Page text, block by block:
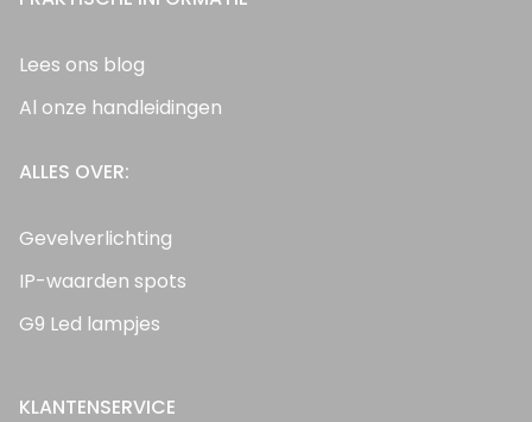
Lees ons blog
Al onze handleidingen
ALLES OVER:
Gevelverlichting
IP-waarden spots
G9 Led lampjes
KLANTENSERVICE